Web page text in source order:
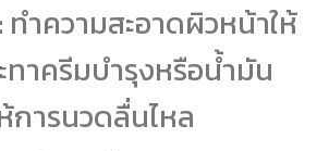
ทำความสะอาดผิวหน้าให้
ทาครีมบำรุงหรือน้ำมัน
การนวดลื่นไหล